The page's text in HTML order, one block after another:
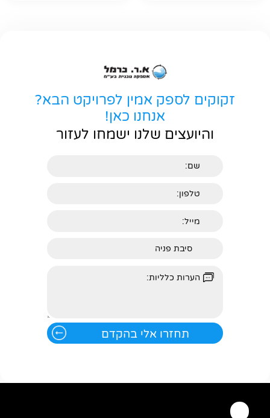
זקוקים לספק אמין לפרויקט הבא?
אנחנו כאן!
והיועצים שלנו ישמחו לעזור